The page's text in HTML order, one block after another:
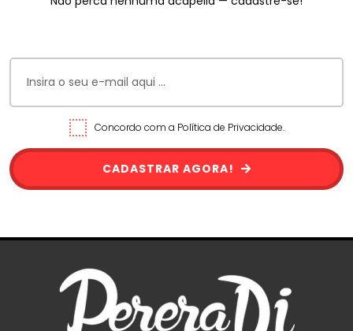
Concordo com a Política de Privacidade.
CADASTRAR AGORA!